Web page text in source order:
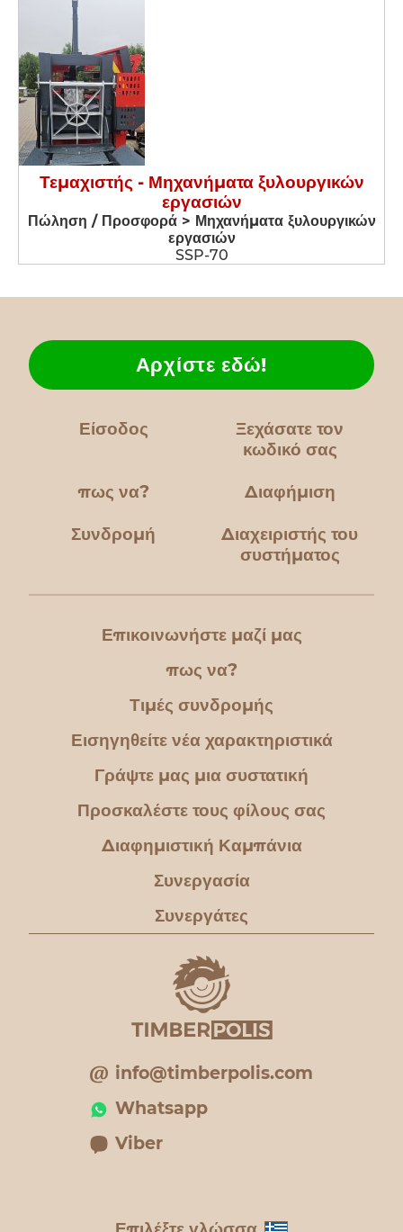
Τεμαχιστής - Μηχανήματα ξυλουργικών
εργασιών
Πώληση / Προσφορά > Μηχανήματα ξυλουργικών
εργασιών
SSP-70
Είσοδος
Ξεχάσατε τον
κωδικό σας
πως να?
Αρχίστε εδώ!
Διαφήμιση
Συνδρομή
Διαχειριστής του
συστήματος
Επικοινωνήστε μαζί μας
πως να?
Τιμές συνδρομής
Εισηγηθείτε νέα χαρακτηριστικά
Γράψτε μας μια συστατική
Προσκαλέστε τους φίλους σας
Διαφημιστική Καμπάνια
Συνεργασία
Συνεργάτες
info@timberpolis.com
Whatsapp
Viber